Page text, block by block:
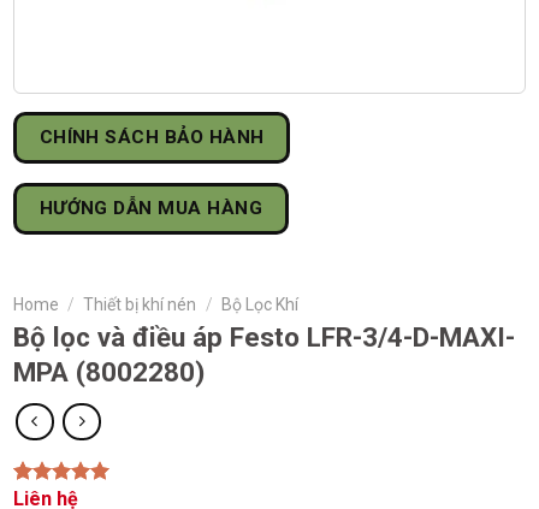
CHÍNH SÁCH BẢO HÀNH
HƯỚNG DẪN MUA HÀNG
Home / Thiết bị khí nén / Bộ Lọc Khí
Bộ lọc và điều áp Festo LFR-3/4-D-MAXI-
MPA (8002280)
Rated5.00
1
Liên hệ